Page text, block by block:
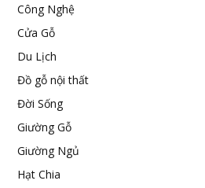
Công Nghệ
Cửa Gỗ
Du Lịch
Đồ gỗ nội thất
Đời Sống
Giường Gỗ
Giường Ngủ
Hạt Chia